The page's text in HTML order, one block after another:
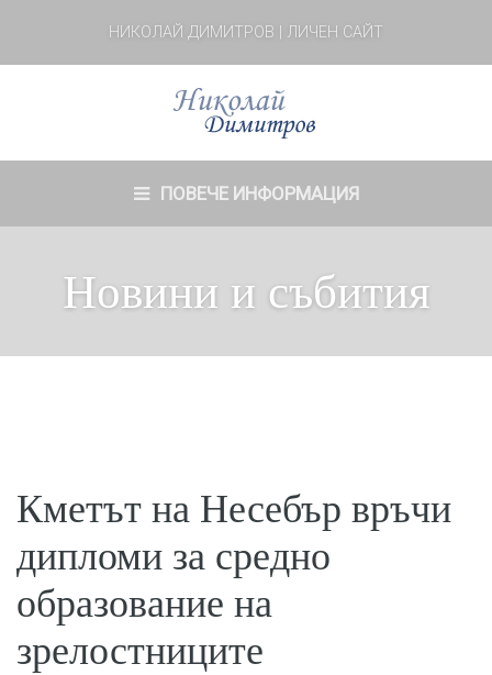
НИКОЛАЙ ДИМИТРОВ | ЛИЧЕН САЙТ
ПОВЕЧЕ ИНФОРМАЦИЯ
Новини и събития
Кметът на Несебър връчи
дипломи за средно
образование на
зрелостниците